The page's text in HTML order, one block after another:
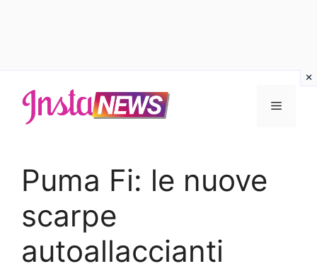
contenuto
Menu
Puma Fi: le nuove
scarpe
autoallaccianti